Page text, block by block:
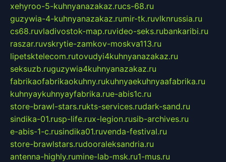
xehyroo-5-kuhnyanazakaz.rucs-68.ru
guzywia-4-kuhnyanazakaz.rumir-tk.ruvlknrussia.ru
cs68.ruvladivostok-map.ruvideo-seks.rubankaribi.ru
raszar.ruvskrytie-zamkov-moskva113.ru
lipetsktelecom.rutovudyi4kuhnyanazakaz.ru
seksuzb.ruguzywia4kuhnyanazakaz.ru
fabrikaofabrikaokuhny.rukuhnyaekuhnyaafabrika.ru
kuhnyaykuhnyayfabrika.rue-abis1c.ru
store-brawl-stars.rukts-services.rudark-sand.ru
sindika-01.rusp-life.rux-legion.rusib-archives.ru
e-abis-1-c.rusindika01.ruvenda-festival.ru
store-brawlstars.rudooraleksandria.ru
antenna-highly.rumine-lab-msk.ru1-mus.ru